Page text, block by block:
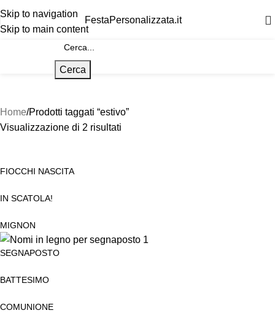
Skip to navigation
Skip to main content
FestaPersonalizzata.it
Cerca
Home Prodotti taggati “estivo”
Visualizzazione di 2 risultati
FIOCCHI NASCITA
IN SCATOLA!
MIGNON
SEGNAPOSTO
BATTESIMO
COMUNIONE